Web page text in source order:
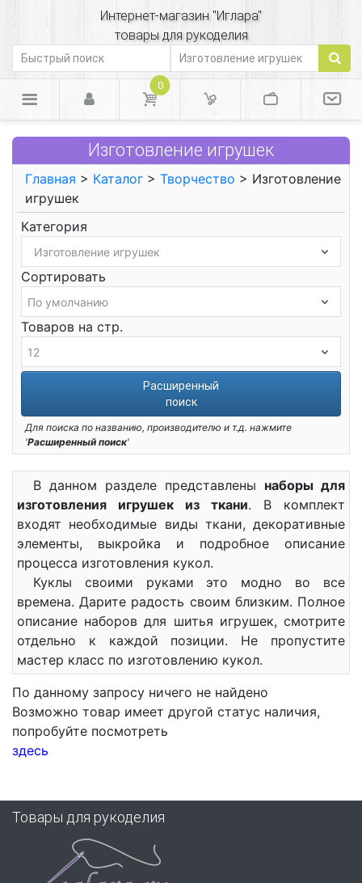
Интернет-магазин "Иглара"
товары для рукоделия
0
Изготовление игрушек
Главная > Каталог > Творчество > Изготовление
игрушек
Категория
Сортировать
Товаров на стр.
Расширенный
поиск
Для поиска по названию, производителю и т.д. нажмите
'Расширенный поиск'
В данном разделе представлены наборы для
изготовления игрушек из ткани. В комплект
входят необходимые виды ткани, декоративные
элементы, выкройка и подробное описание
процесса изготовления кукол.
Куклы своими руками это модно во все
времена. Дарите радость своим близким. Полное
описание наборов для шитья игрушек, смотрите
отдельно к каждой позиции. Не пропустите
мастер класс по изготовлению кукол.
По данному запросу ничего не найдено
Возможно товар имеет другой статус наличия,
попробуйте посмотреть
здесь
Товары для рукоделия